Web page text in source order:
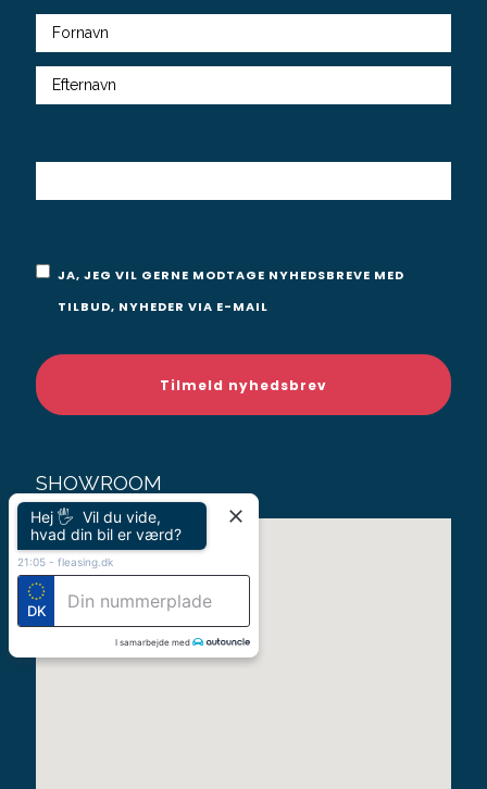
Fulde
navn
Samtykke
JA, JEG VIL GERNE MODTAGE NYHEDSBREVE MED
TILBUD, NYHEDER VIA E-MAIL
SHOWROOM
Hej 🖐 Vil du vide,
hvad din bil er værd?
21:05 - fleasing.dk
DK
I samarbejde med